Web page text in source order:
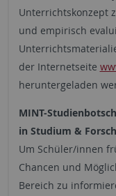
Unterrichtskonzept
und empirisch
der Internetseite
heruntergeladen
MINT-
in Studium &
Um Schüler/innen
Chancen und
Bereich zu